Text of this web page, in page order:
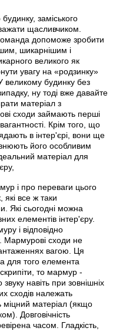
заміського
щасливчиком.
допоможе зробити
шикарнішим і
великого як
увагу на «родзинку»
великому будинку без
ну тоді вже давайте
матеріал з
сходи займають перші
Крім того, що
в інтер'єрі, вони ще
його особливим
матеріал для
і про переваги цього
які все ж таки
Які сьогодні можна
елементів інтер'єру.
і відповідно
Мармурові сходи не
вагою. Ця
для того елемента
то мармур -
навіть при зовнішніх
сходів належать
матеріал (якщо
Довговічність
часом. Гладкість,